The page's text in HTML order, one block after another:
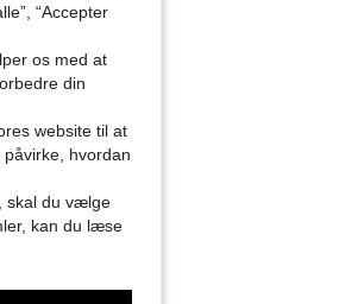
“Accepter
os med at
din
website til at
hvordan
skal du vælge
kan du læse